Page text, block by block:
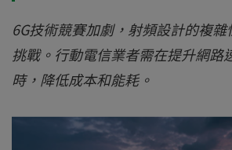
6G技術競賽加劇，射頻設計的複
挑戰。行動電信業者需在提升網路
時，降低成本和能耗。